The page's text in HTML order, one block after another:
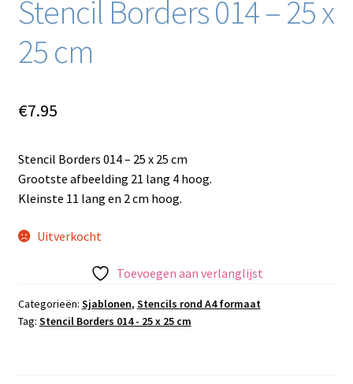
Stencil Borders 014 – 25 x
25 cm
€7.95
Stencil Borders 014 – 25 x 25 cm
Grootste afbeelding 21 lang 4 hoog.
Kleinste 11 lang en 2 cm hoog.
Uitverkocht
Toevoegen aan verlanglijst
Categorieën: Sjablonen, Stencils rond A4 formaat
Tag: Stencil Borders 014 - 25 x 25 cm